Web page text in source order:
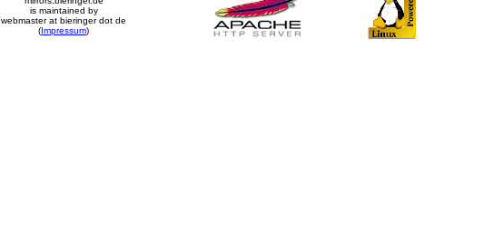
is maintained by
webmaster at bieringer dot de
(Impressum)